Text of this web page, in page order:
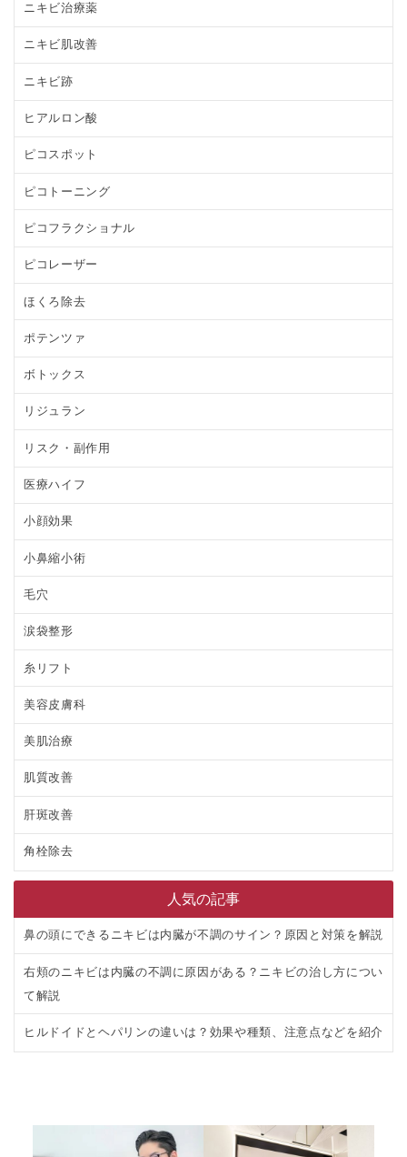
ニキビ治療薬
ニキビ肌改善
ニキビ跡
ヒアルロン酸
ピコスポット
ピコトーニング
ピコフラクショナル
ピコレーザー
ほくろ除去
ポテンツァ
ボトックス
リジュラン
リスク・副作用
医療ハイフ
小顔効果
小鼻縮小術
毛穴
涙袋整形
糸リフト
美容皮膚科
美肌治療
肌質改善
肝斑改善
角栓除去
人気の記事
鼻の頭にできるニキビは内臓が不調のサイン？原因と対策を解説
右頬のニキビは内臓の不調に原因がある？ニキビの治し方につい
て解説
ヒルドイドとヘパリンの違いは？効果や種類、注意点などを紹介